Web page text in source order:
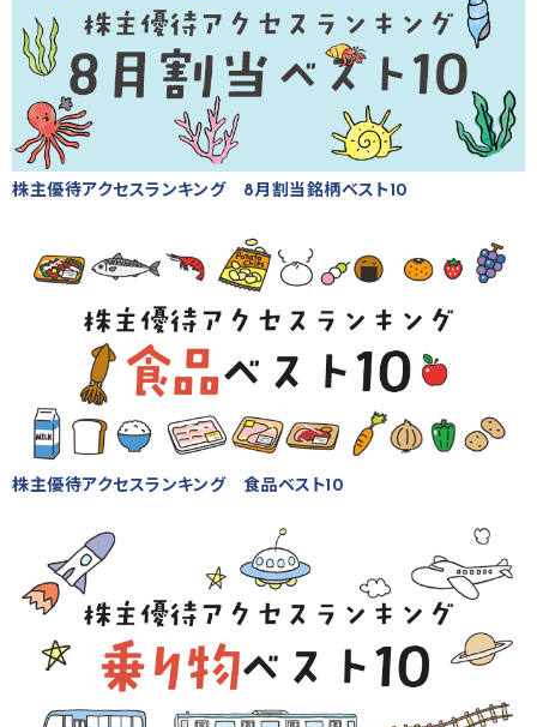
株主優待アクセスランキング 8月割当銘柄ベスト10
株主優待アクセスランキング 食品ベスト10